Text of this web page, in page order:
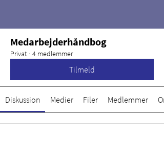
Medarbejderhåndbog
Privat · 4 medlemmer
Tilmeld
Diskussion Medier Filer Medlemmer